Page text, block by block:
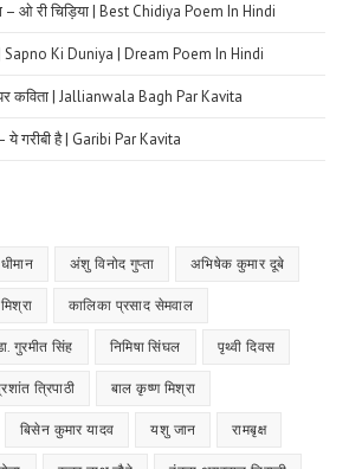
– ओ री चिड़िया | Best Chidiya Poem In Hindi
| Sapno Ki Duniya | Dream Poem In Hindi
पर कविता | Jallianwala Bagh Par Kavita
ये गरीबी है | Garibi Par Kavita
अंशु विनोद गुप्ता अभिषेक कुमार दूबे
कालिका प्रसाद सेमवाल
गुरमीत सिंह निमिषा सिंघल पृथ्वी दिवस
त्रिपाठी बाल कृष्ण मिश्रा
बिसेन कुमार यादव यशु जान रामबृक्ष